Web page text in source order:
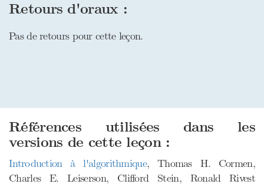
Retours d'oraux :
Pas de retours pour cette leçon.
Références utilisées dans les
versions de cette leçon :
Introduction à l'algorithmique, Thomas H. Cormen,
Charles E. Leiserson, Clifford Stein, Ronald Rivest